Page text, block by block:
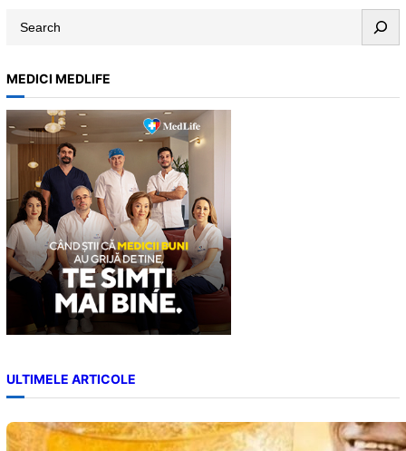
a
r
c
h
MEDICI MEDLIFE
ULTIMELE ARTICOLE